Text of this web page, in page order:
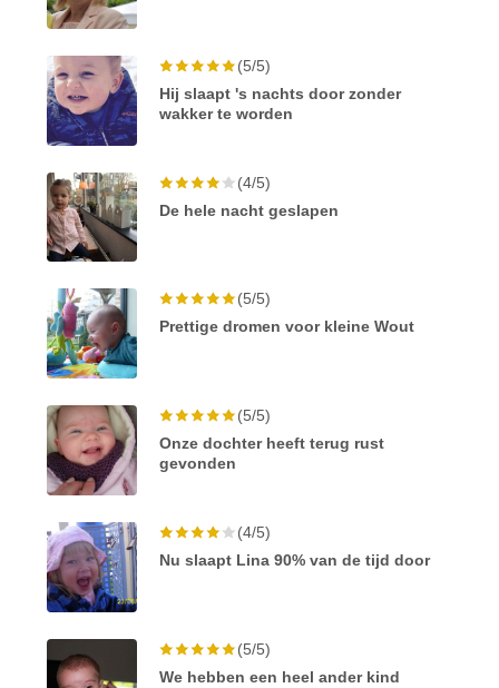
(5/5)
Hij slaapt 's nachts door zonder
wakker te worden
(4/5)
De hele nacht geslapen
(5/5)
Prettige dromen voor kleine Wout
(5/5)
Onze dochter heeft terug rust
gevonden
(4/5)
Nu slaapt Lina 90% van de tijd door
(5/5)
We hebben een heel ander kind